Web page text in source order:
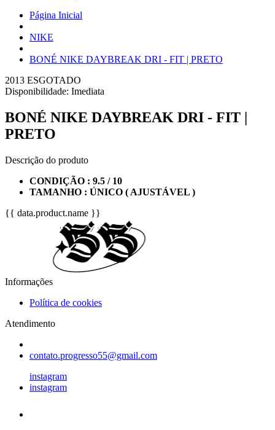
Página Inicial
NIKE
BONÉ NIKE DAYBREAK DRI - FIT | PRETO
2013 ESGOTADO
Disponibilidade: Imediata
BONÉ NIKE DAYBREAK DRI - FIT |
PRETO
Descrição do produto
CONDIÇÃO : 9.5 / 10
TAMANHO : ÚNICO ( AJUSTÁVEL )
{{ data.product.name }}
Informações
Política de cookies
Atendimento
contato.progresso55@gmail.com
instagram
instagram